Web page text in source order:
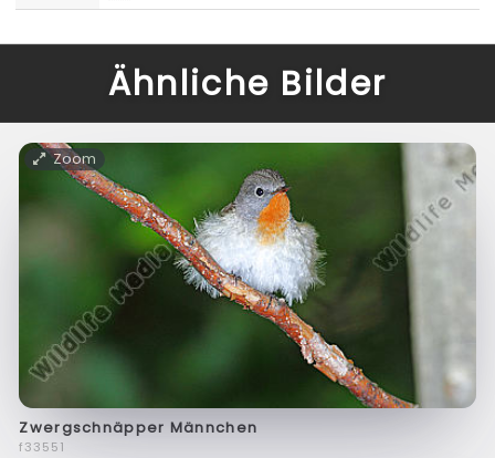
Ähnliche Bilder
Zoom
Zwergschnäpper Männchen
f33551